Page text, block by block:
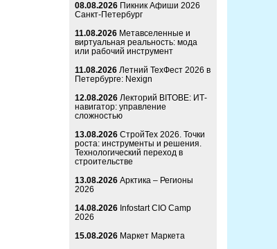
08.08.2026 Пикник Афиши 2026
Санкт-Петербург
11.08.2026 Метавселенные и
виртуальная реальность: мода
или рабочий инструмент
11.08.2026 Летний ТехФест 2026 в
Петербурге: Nexign
12.08.2026 Лекторий BITOBE: ИТ-
навигатор: управление
сложностью
13.08.2026 СтройТех 2026. Точки
роста: инструменты и решения.
Технологический переход в
строительстве
13.08.2026 Арктика – Регионы
2026
14.08.2026 Infostart CIO Camp
2026
15.08.2026 Маркет Маркета